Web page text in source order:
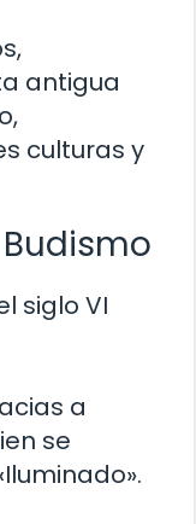
antigua
culturas y
siglo VI
a
se